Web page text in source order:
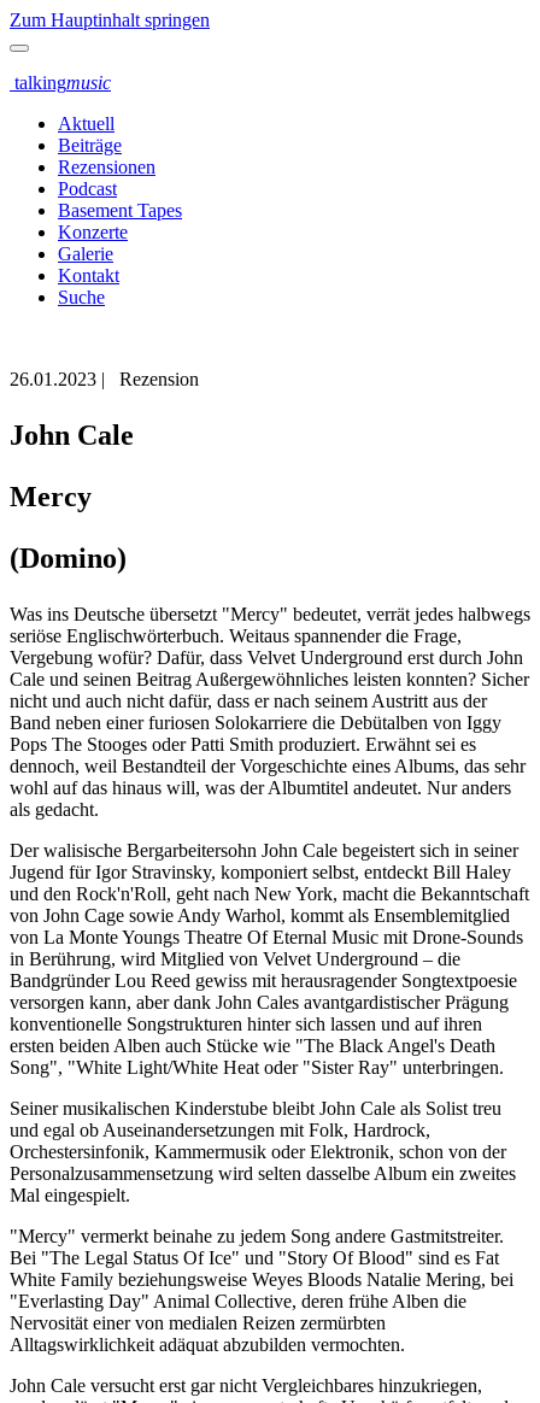
Zum Hauptinhalt springen
talkingmusic
Aktuell
Beiträge
Rezensionen
Podcast
Basement Tapes
Konzerte
Galerie
Kontakt
Suche
26.01.2023 | Rezension
John Cale
Mercy
(Domino)
Was ins Deutsche übersetzt "Mercy" bedeutet, verrät jedes halbwegs
seriöse Englischwörterbuch. Weitaus spannender die Frage,
Vergebung wofür? Dafür, dass Velvet Underground erst durch John
Cale und seinen Beitrag Außergewöhnliches leisten konnten? Sicher
nicht und auch nicht dafür, dass er nach seinem Austritt aus der
Band neben einer furiosen Solokarriere die Debütalben von Iggy
Pops The Stooges oder Patti Smith produziert. Erwähnt sei es
dennoch, weil Bestandteil der Vorgeschichte eines Albums, das sehr
wohl auf das hinaus will, was der Albumtitel andeutet. Nur anders
als gedacht.
Der walisische Bergarbeitersohn John Cale begeistert sich in seiner
Jugend für Igor Stravinsky, komponiert selbst, entdeckt Bill Haley
und den Rock'n'Roll, geht nach New York, macht die Bekanntschaft
von John Cage sowie Andy Warhol, kommt als Ensemblemitglied
von La Monte Youngs Theatre Of Eternal Music mit Drone-Sounds
in Berührung, wird Mitglied von Velvet Underground – die
Bandgründer Lou Reed gewiss mit herausragender Songtextpoesie
versorgen kann, aber dank John Cales avantgardistischer Prägung
konventionelle Songstrukturen hinter sich lassen und auf ihren
ersten beiden Alben auch Stücke wie "The Black Angel's Death
Song", "White Light/White Heat oder "Sister Ray" unterbringen.
Seiner musikalischen Kinderstube bleibt John Cale als Solist treu
und egal ob Auseinandersetzungen mit Folk, Hardrock,
Orchestersinfonik, Kammermusik oder Elektronik, schon von der
Personalzusammensetzung wird selten dasselbe Album ein zweites
Mal eingespielt.
"Mercy" vermerkt beinahe zu jedem Song andere Gastmitstreiter.
Bei "The Legal Status Of Ice" und "Story Of Blood" sind es Fat
White Family beziehungsweise Weyes Bloods Natalie Mering, bei
"Everlasting Day" Animal Collective, deren frühe Alben die
Nervosität einer von medialen Reizen zermürbten
Alltagswirklichkeit adäquat abzubilden vermochten.
John Cale versucht erst gar nicht Vergleichbares hinzukriegen,